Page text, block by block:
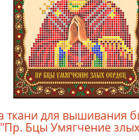
ткани для вышивания
Бцы Умягчение